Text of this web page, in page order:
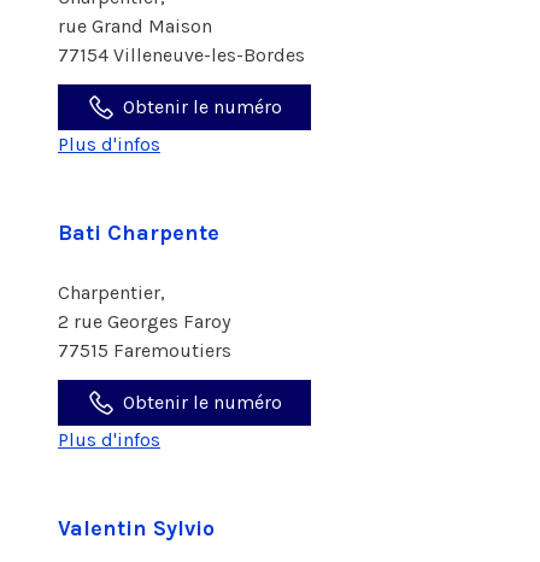
rue Grand Maison
77154 Villeneuve-les-Bordes
Obtenir le numéro
Plus d'infos
Bati Charpente
Charpentier,
2 rue Georges Faroy
77515 Faremoutiers
Obtenir le numéro
Plus d'infos
Valentin Sylvio